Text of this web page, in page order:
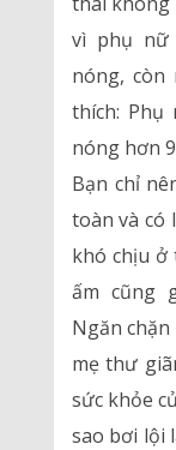
vì phụ nữ
nóng, còn
thích: Phụ
nóng hơn
Bạn chỉ
toàn và có
khó chịu ở
ấm cũng
Ngăn
mẹ thư
sức khỏe
sao bơi lội